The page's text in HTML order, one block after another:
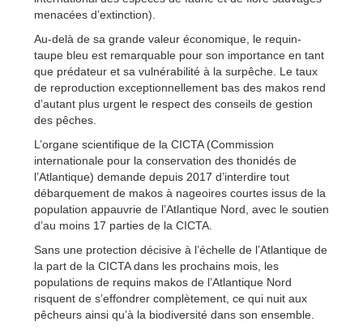
menacées d’extinction).
Au-delà de sa grande valeur économique, le requin-
taupe bleu est remarquable pour son importance en tant
que prédateur et sa vulnérabilité à la surpêche. Le taux
de reproduction exceptionnellement bas des makos rend
d’autant plus urgent le respect des conseils de gestion
des pêches.
L’organe scientifique de la CICTA (Commission
internationale pour la conservation des thonidés de
l’Atlantique) demande depuis 2017 d’interdire tout
débarquement de makos à nageoires courtes issus de la
population appauvrie de l’Atlantique Nord, avec le soutien
d’au moins 17 parties de la CICTA.
Sans une protection décisive à l’échelle de l’Atlantique de
la part de la CICTA dans les prochains mois, les
populations de requins makos de l’Atlantique Nord
risquent de s’effondrer complètement, ce qui nuit aux
pêcheurs ainsi qu’à la biodiversité dans son ensemble.